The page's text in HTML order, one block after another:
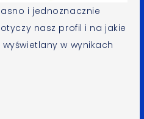
i jednoznacznie
nasz profil i na jakie
w wynikach